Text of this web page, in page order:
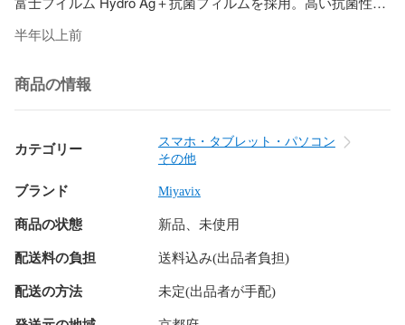
た。
まな微生物の増殖を抑制します。
またSIAA(抗菌製品技術協議会)認証マークも取得しており、
高い安全性も確認できています。
また耐薬品性と清拭耐性があり、保護シートを貼った表面を
長く清潔に保つことができます。
★抗菌性能を長時間持続！
中に分散することで、塗布膜表面だけでなく、膜中からも銀
イオンが供給されます。これにより塗布膜表面の銀イオン濃
度を高いレベルに維持でき、高い抗菌性能を長期間持続でき
ます。
半年以上前
商品の情報
カテゴリー
スマホ・タブレット・パソコン
その他
ブランド Miyavix
商品の状態 新品、未使用
配送料の負担 送料込み(出品者負担)
配送の方法 未定(出品者が手配)